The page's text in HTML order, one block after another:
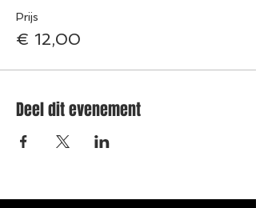
Prijs
€ 12,00
Deel dit evenement